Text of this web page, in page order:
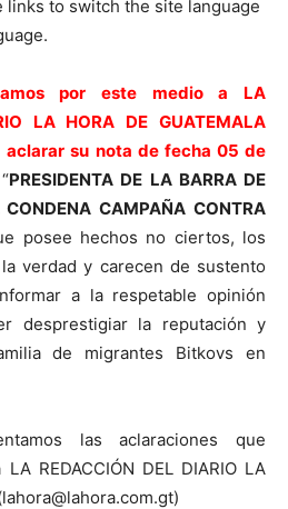
links to switch the site language
por este medio a LA
LA HORA DE GUATEMALA
aclarar su nota de fecha 05 de
“PRESIDENTA DE LA BARRA DE
CONDENA CAMPAÑA CONTRA
posee hechos no ciertos, los
verdad y carecen de sustento
a la respetable opinión
desprestigiar la reputación y
de migrantes Bitkovs en
las aclaraciones que
REDACCIÓN DEL DIARIO LA
lahora@lahora.com.gt)